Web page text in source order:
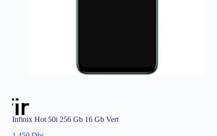
Infinix Hot 50i 256 Gb 16 Gb Vert